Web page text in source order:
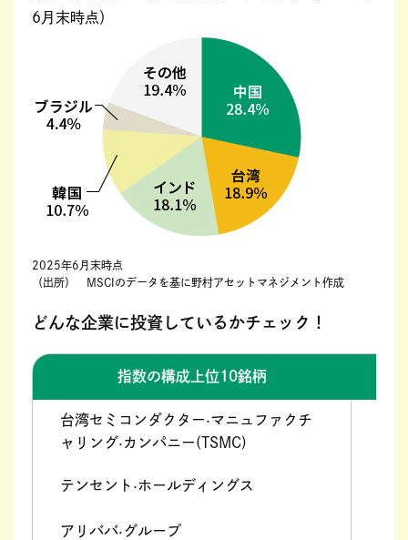
6月末時点）
2025年6月末時点
（出所） MSCIのデータを基に野村アセットマネジメント作成
どんな企業に投資しているかチェック！
指数の構成上位10銘柄
台湾セミコンダクター·マニュファクチ
ャリング·カンパニー(TSMC)
テンセント·ホールディングス
アリババ·グループ